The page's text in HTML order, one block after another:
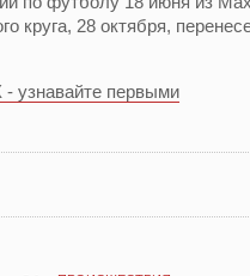
круга, 28 октября,
узнавайте первыми